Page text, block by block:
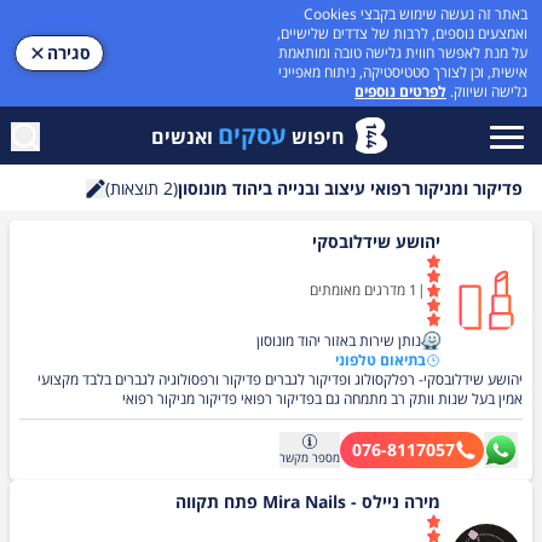
באתר זה נעשה שימוש בקבצי Cookies
ואמצעים נוספים, לרבות של צדדים שלישיים,
על מנת לאפשר חווית גלישה טובה ומותאמת
אישית, וכן לצורך סטטיסטיקה, ניתוח מאפייני
גלישה ושיווק. לפרטים נוספים
סגירה
חיפוש עסקים ואנשים
פדיקור ומניקור רפואי עיצוב ובנייה ביהוד מונוסון(
2 תוצאות)
יהושע שידלובסקי
|
1 מדרגים מאומתים
נותן שירות באזור יהוד מונוסון
בתיאום טלפוני
יהושע שידלובסקי- רפלקסולוג ופדיקור לגברים פדיקור ורפסולוגיה לגברים בלבד מקצועי
אמין בעל שנות וותק רב מתמחה גם בפדיקור רפואי פדיקור מניקור רפואי
לגברים-רפלקסולוגיה
076-8117057 מספר מקשר
מירה ניילס - Mira Nails פתח תקווה